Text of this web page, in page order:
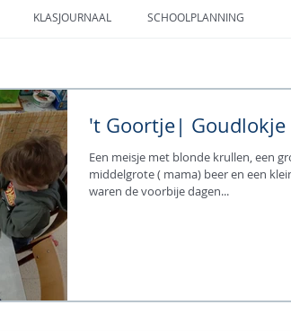
KLASJOURNAAL SCHOOLPLANNING
't Goortje| Goudlokje
Een meisje met blonde krullen, een
middelgrote ( mama) beer en een
waren de voorbije dagen...